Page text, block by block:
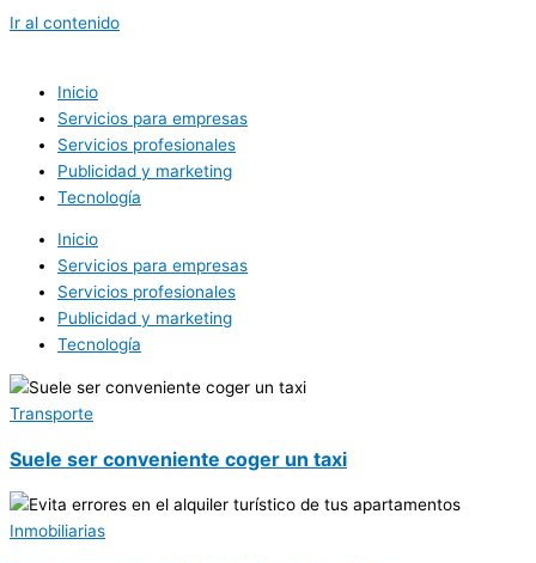
Ir al contenido
Inicio
Servicios para empresas
Servicios profesionales
Publicidad y marketing
Tecnología
Inicio
Servicios para empresas
Servicios profesionales
Publicidad y marketing
Tecnología
Transporte
Suele ser conveniente coger un taxi
Inmobiliarias